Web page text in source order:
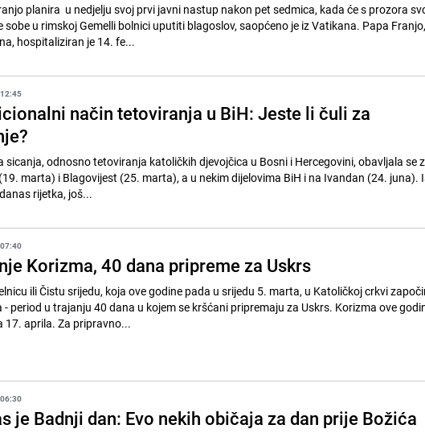
planira u nedjelju svoj prvi javni nastup nakon pet sedmica, kada će s prozora
sobe u rimskoj Gemelli bolnici uputiti blagoslov, saopćeno je iz Vatikana. Papa
hospitaliziran je 14. fe...
način tetoviranja u BiH: Jeste li čuli za
sicanja, odnosno tetoviranja katoličkih djevojčica u Bosni i Hercegovini, obavljala se
marta) i Blagovijest (25. marta), a u nekim dijelovima BiH i na Ivandan (24. juna).
rijetka, još...
Korizma, 40 dana pripreme za Uskrs
ili Čistu srijedu, koja ove godine pada u srijedu 5. marta, u Katoličkoj crkvi
- period u trajanju 40 dana u kojem se kršćani pripremaju za Uskrs. Korizma ove
17. aprila. Za pripravno...
je Badnji dan: Evo nekih običaja za dan prije Božića